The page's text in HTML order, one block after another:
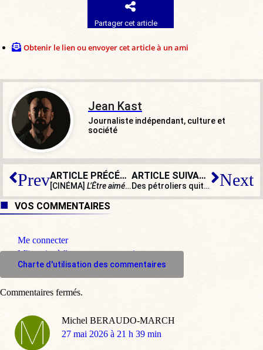
Partager cet article
Obtenir le lien ou envoyer cet article à un ami
Jean Kast
Journaliste indépendant, culture et
société
Prev ARTICLE PRÉCÉDENT
[CINÉMA] L’Être aimé, la nouvelle pépite de Rodrigo
ARTICLE SUIVANT
Des pétroliers quittent la France : bientôt une pénurie de carburant ? Next
VOS COMMENTAIRES
Me connecter
M'inscrire à l'espace commentaire
Charte d'utilisation des commentaires
Michel BERAUDO-MARCH
dit
27 mai 2026 à 21 h 39 min
Commentaires fermés.